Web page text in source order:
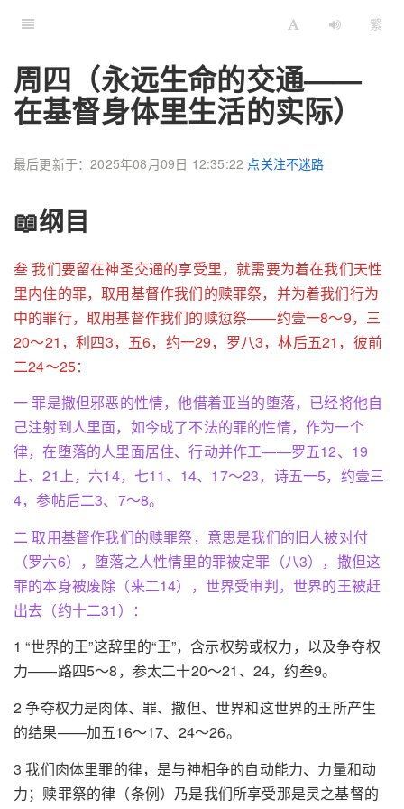
繁
周四（永远生命的交通——
在基督身体里生活的实际）
最后更新于：2025年08月09日 12:35:22 点关注不迷路
📖纲目
叁 我们要留在神圣交通的享受里，就需要为着在我们天性
里内住的罪，取用基督作我们的赎罪祭，并为着我们行为
中的罪行，取用基督作我们的赎愆祭——约壹一8～9，三
20～21，利四3，五6，约一29，罗八3，林后五21，彼前
二24～25：
一 罪是撒但邪恶的性情，他借着亚当的堕落，已经将他自
己注射到人里面，如今成了不法的罪的性情，作为一个
律，在堕落的人里面居住、行动并作工——罗五12、19
上、21上，六14，七11、14、17～23，诗五一5，约壹三
4，参帖后二3、7～8。
二 取用基督作我们的赎罪祭，意思是我们的旧人被对付
（罗六6），堕落之人性情里的罪被定罪（八3），撒但这
罪的本身被废除（来二14），世界受审判，世界的王被赶
出去（约十二31）：
1 “世界的王”这辞里的“王”，含示权势或权力，以及争夺权
力——路四5～8，参太二十20～21、24，约叁9。
2 争夺权力是肉体、罪、撒但、世界和这世界的王所产生
的结果——加五16～17、24～26。
3 我们肉体里罪的律，是与神相争的自动能力、力量和动
力；赎罪祭的律（条例）乃是我们所享受那是灵之基督的